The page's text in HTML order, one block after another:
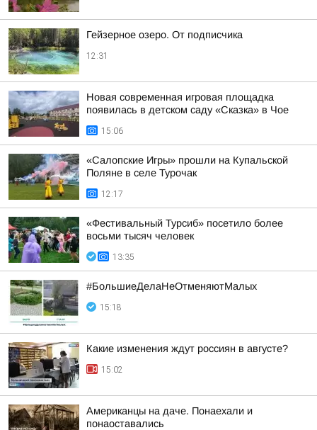
Гейзерное озеро. От подписчика
12:31
Новая современная игровая площадка
появилась в детском саду «Сказка» в Чое
15:06
«Салопские Игры» прошли на Купальской
Поляне в селе Турочак
12:17
«Фестивальный Турсиб» посетило более
восьми тысяч человек
13:35
#БольшиеДелаНеОтменяютМалых
15:18
Какие изменения ждут россиян в августе?
15:02
Американцы на даче. Понаехали и
понаоставались